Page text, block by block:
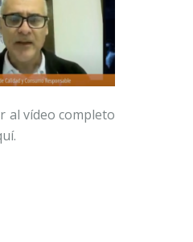
al vídeo completo